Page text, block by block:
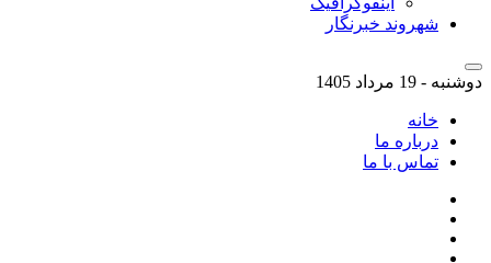
شهروند خبرنگار
دوشنبه - 19 مرداد 1405
خانه
درباره ما
تماس با ما